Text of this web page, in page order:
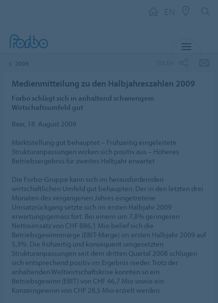
2009
Medienmitteilung zu den Halbjahreszahlen 2009
Forbo schlägt sich in anhaltend schwierigem
Wirtschaftsumfeld gut
Baar, 18. August 2009
Marktstellung gut behauptet – Frühzeitig eingeleitete
Strukturanpassungen wirken sich positiv aus – Höheres
Betriebsergebnis für zweites Halbjahr erwartet
Die Forbo-Gruppe kann sich im herausfordernden
wirtschaftlichen Umfeld gut behaupten. Der in den letzten drei
Monaten des vergangenen Jahres eingetretene
Umsatzrückgang setzte sich im ersten Halbjahr 2009
erwartungsgemäss fort. Bei einem um 7,8% geringeren
Nettoumsatz von CHF 886,1 Mio belief sich die
Betriebsgewinnmarge (EBIT-Marge) im ersten Halbjahr 2009 auf
5,3%. Die frühzeitig und konsequent umgesetzten
Strukturanpassungen seit dem dritten Quartal 2008 schlugen
sich entsprechend positiv im Ergebnis nieder. Trotz der
anhaltenden Weltwirtschaftskrise konnten so ein
Betriebsgewinn (EBIT) von CHF 46,7 Mio sowie ein
Konzerngewinn von CHF 28,5 Mio erzielt werden.